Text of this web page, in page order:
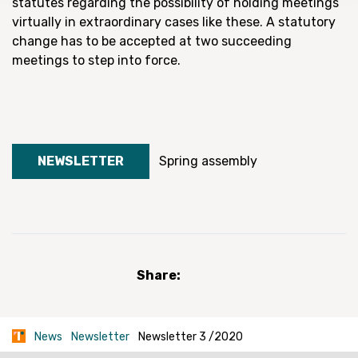
virtually in extraordinary cases like these. A statutory
change has to be accepted at two succeeding
meetings to step into force.
NEWSLETTER Spring assembly
Share:
News Newsletter Newsletter 3 /2020